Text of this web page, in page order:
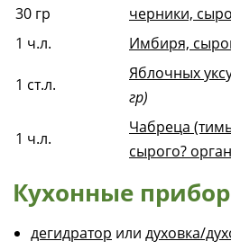
30 гр
черники,
1 ч.л. Имбиря,
1 ст.л.
Яблочных
гр)
1 ч.л.
Чабреца
сырого?
Кухонные
дегидратор или духовка/